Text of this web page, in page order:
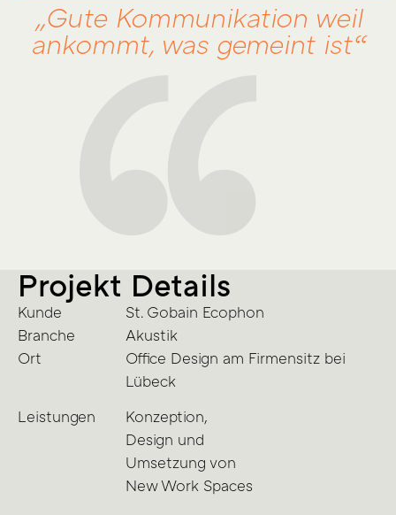
„Gute Kommunikation weil
ankommt, was gemeint ist“
Projekt Details
Kunde
Branche
Ort
St. Gobain Ecophon
Akustik
Office Design am Firmensitz bei
Lübeck
Leistungen
Konzeption,
Design und
Umsetzung von
New Work Spaces